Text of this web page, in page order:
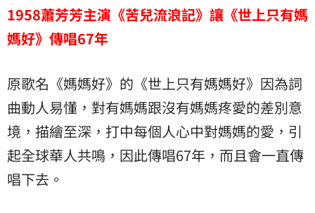
1958蕭芳芳主演《苦兒流浪記》讓 《世上只有媽
媽好》傳唱67年
原歌名《媽媽好》的《世上只有媽媽好》因為詞
曲動人易懂，對有媽媽跟沒有媽媽疼愛的差別意
境，描繪至深，打中每個人心中對媽媽的愛，引
起全球華人共鳴，因此傳唱67年，而且會一直傳
唱下去。